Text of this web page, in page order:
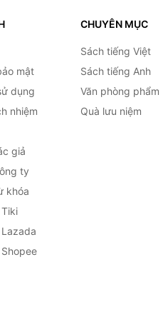
mật
dụng
nhiệm
giả
ty
khóa
CHUYÊN MỤC
Sách tiếng Việt
Sách tiếng Anh
Văn phòng phẩm
Quà lưu niệm